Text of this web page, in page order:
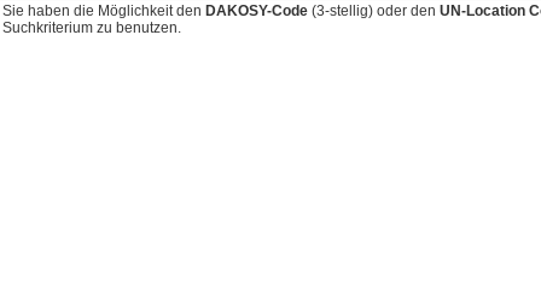
Sie haben die Möglichkeit den DAKOSY-Code (3-stellig) oder den UN-Location
Suchkriterium zu benutzen.